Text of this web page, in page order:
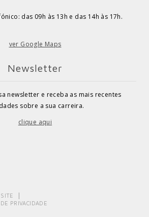
das 09h às 13h e das 14h às 17h.
ver Google Maps
Newsletter
newsletter e receba as mais recentes
sobre a sua carreira.
clique aqui
PRIVACIDADE